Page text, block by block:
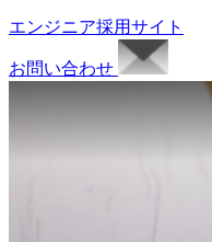
エンジニア採用サイト
お問い合わせ